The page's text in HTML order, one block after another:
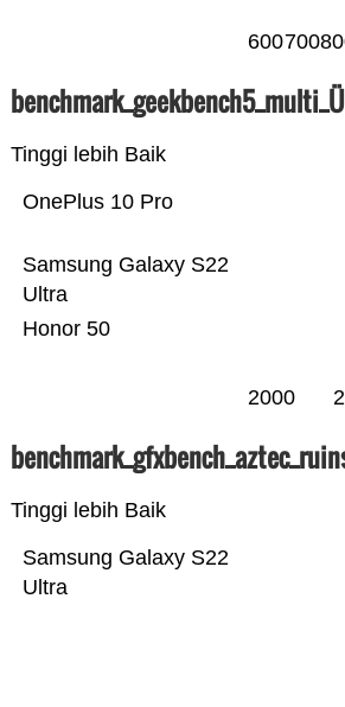
600700
Tinggi lebih Baik
Honor 50
Samsung Galaxy S22
Ultra
OnePlus 10 Pro
2000
Tinggi lebih Baik
Samsung Galaxy S22
Ultra